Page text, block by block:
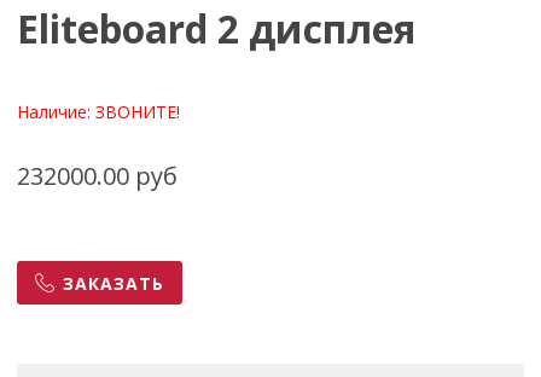
Eliteboard 2 дисплея
Наличие:ЗВОНИТЕ!
232000.00 руб
ЗАКАЗАТЬ